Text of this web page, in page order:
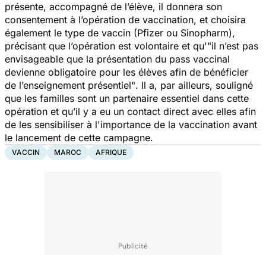
présente, accompagné de l’élève, il donnera son
consentement à l’opération de vaccination, et choisira
également le type de vaccin (Pfizer ou Sinopharm),
précisant que l’opération est volontaire et qu'"il n’est pas
envisageable que la présentation du pass vaccinal
devienne obligatoire pour les élèves afin de bénéficier
de l’enseignement présentiel". Il a, par ailleurs, souligné
que les familles sont un partenaire essentiel dans cette
opération et qu’il y a eu un contact direct avec elles afin
de les sensibiliser à l'importance de la vaccination avant
le lancement de cette campagne.
VACCIN MAROC AFRIQUE